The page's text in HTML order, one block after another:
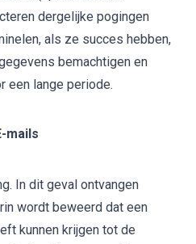
dergelijke pogingen
als ze succes hebben,
bemachtigen en
een lange periode.
mails
In dit geval ontvangen
wordt beweerd dat een
kunnen krijgen tot de